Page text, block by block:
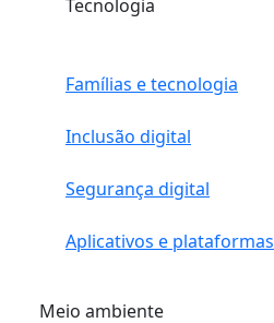
Tecnologia
Famílias e tecnologia
Inclusão digital
Segurança digital
Aplicativos e plataformas
Meio ambiente